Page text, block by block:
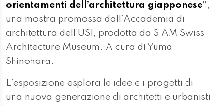
orientamenti dell’architettura giapponese” ,
una mostra promossa dall’Accademia di
architettura dell’USI, prodotta da S AM Swiss
Architecture Museum. A cura di Yuma
Shinohara.
L’esposizione esplora le idee e i progetti di
una nuova generazione di architetti e urbanisti